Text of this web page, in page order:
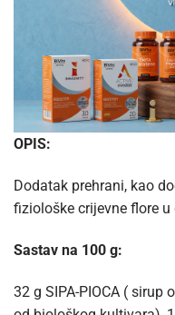
OPIS:
Dodatak prehrani, kao
fiziološke crijevne flore
Sastav na 100 g:
32 g SIPA-PIOCA ( sirup